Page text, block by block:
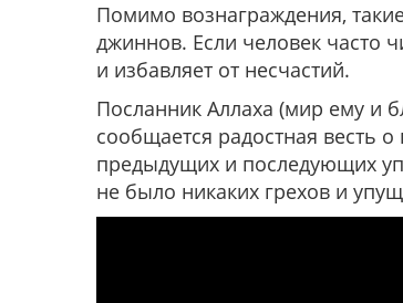
Помимо вознаграждения,
джиннов. Если человек часто
и избавляет от несчастий.
Посланник Аллаха (мир ему и
сообщается радостная весть
предыдущих и последующих
не было никаких грехов и